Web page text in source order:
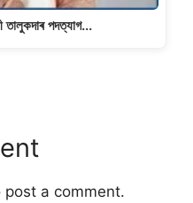
পদত্যাগ...
post a comment.